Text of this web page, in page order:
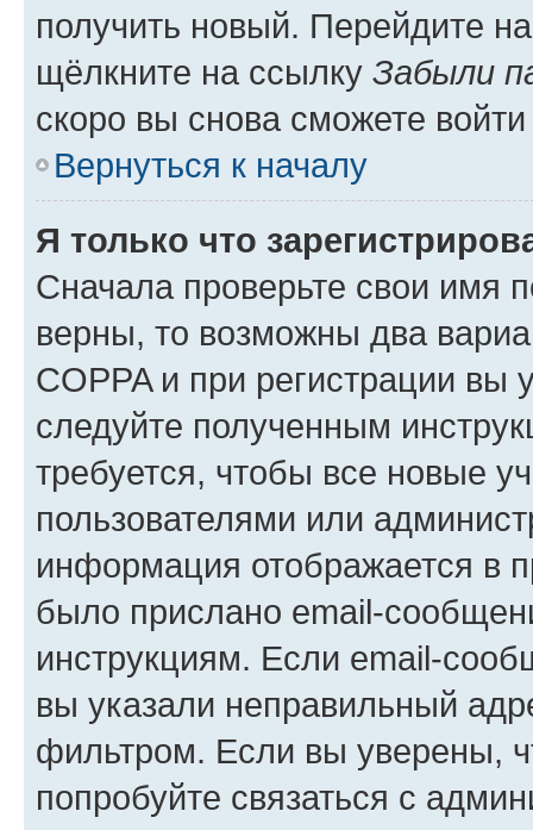
получить новый. Перейдите
щёлкните на ссылку Забыли
скоро вы снова сможете
Вернуться к началу
Я только что
Сначала проверьте свои имя
верны, то возможны два
COPPA и при регистрации вы
следуйте полученным
требуется, чтобы все новые
пользователями или
информация отображается в
было прислано email-
инструкциям. Если email-
вы указали неправильный
фильтром. Если вы уверены,
попробуйте связаться с